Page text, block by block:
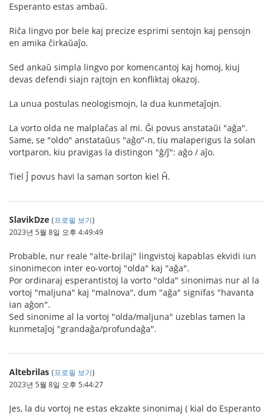
Esperanto estas ambaŭ.
Riĉa lingvo por bele kaj precize esprimi sentojn kaj pensojn
en amika ĉirkaŭaĵo.
Sed ankaŭ simpla lingvo por komencantoj kaj homoj, kiuj
devas defendi siajn rajtojn en konfliktaj okazoj.
La unua postulas neologismojn, la dua kunmetaĵojn.
La vorto olda ne malplaĉas al mi. Ĝi povus anstataŭi "aĝa".
Same, se "oldo" anstataŭus "aĝo"-n, tiu malaperigus la solan
vortparon, kiu pravigas la distingon "ĝ/ĵ": aĝo / aĵo.
Tiel Ĵ povus havi la saman sorton kiel Ĥ.
SlavikDze (프로필 보기)
2023년 5월 8일 오후 4:49:49
Probable, nur reale "alte-brilaj" lingvistoj kapablas ekvidi iun
sinonimecon inter eo-vortoj "olda" kaj "aĝa".
Por ordinaraj esperantistoj la vorto "olda" sinonimas nur al la
vortoj "maljuna" kaj "malnova", dum "aĝa" signifas "havanta
ian aĝon".
Sed sinonime al la vortoj "olda/maljuna" uzeblas tamen la
kunmetaĵoj "grandaĝa/profundaĝa".
Altebrilas (프로필 보기)
2023년 5월 8일 오후 5:44:27
Jes, la du vortoj ne estas ekzakte sinonimaj ( kial do Esperanto